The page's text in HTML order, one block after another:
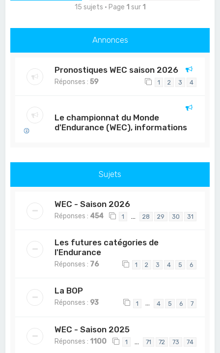
15 sujets • Page 1 sur 1
Annonces
Pronostiques WEC saison 2026
Réponses :59 1 2 3 4
Le championnat du Monde
d'Endurance (WEC), informations
Sujets
WEC - Saison 2026
Réponses : 454 1 … 28 29 30 31
Les futures catégories de
l'Endurance
Réponses : 76 1 2 3 4 5 6
La BOP
Réponses : 93 1 … 4 5 6 7
WEC - Saison 2025
Réponses : 1100 1 … 71 72 73 74